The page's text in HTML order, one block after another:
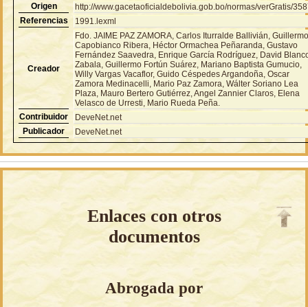
Origen
http://www.gacetaoficialdebolivia.gob.bo/normas/verGratis/
Referencias
1991.lexml
Creador
Fdo. JAIME PAZ ZAMORA, Carlos Iturralde Ballivián,
Capobianco Ribera, Héctor Ormachea Peñaranda, Gustavo
Fernández Saavedra, Enrique García Rodríguez, David
Zabala, Guillermo Fortún Suárez, Mariano Baptista Gumucio,
Willy Vargas Vacaflor, Guido Céspedes Argandoña, Oscar
Zamora Medinacelli, Mario Paz Zamora, Wálter Soriano Lea
Plaza, Mauro Bertero Gutiérrez, Angel Zannier Claros, Elena
Velasco de Urresti, Mario Rueda Peña.
Contribuidor
DeveNet.net
Publicador
DeveNet.net
Enlaces con otros
documentos
Abrogada por